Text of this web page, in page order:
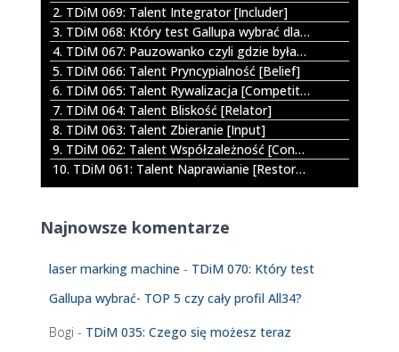
z
a
c
z
p
l
i
k
ó
w
d
w
ę
o
w
y
2. TDiM 069: Talent Integrator [Includer]
3. TDiM 068: Który test Gallupa wybrać dla dziecka?
4. TDiM 067: Pauzowanko czyli gdzie byłam jak mnie nie było
5. TDiM 066: Talent Pryncypialność [Belief]
6. TDiM 065: Talent Rywalizacja [Competition]
7. TDiM 064: Talent Bliskość [Relator]
8. TDiM 063: Talent Zbieranie [Input]
9. TDiM 062: Talent Współzależność [Connectedness]
10. TDiM 061: Talent Naprawianie [Restorative]
Najnowsze komentarze
laser marking machine - TDiM 070: Który test
Gallupa wybrać- TOP 5 czy cały profil All34?
Bogi - TDiM 035: Czego się możesz teraz